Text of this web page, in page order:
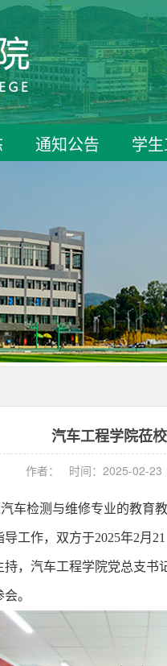
通知公告 学
汽车工程学院莅
作者： 时间：2025-02-23
车检测与维修专业的教育
导工作，双方于2025年2月
，汽车工程学院党总支书
会。